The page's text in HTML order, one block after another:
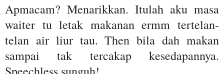
Apmacam? Menarikkan. Itulah aku masa
waiter tu letak makanan ermm tertelan-
telan air liur tau. Then bila dah makan
sampai tak tercakap kesedapannya.